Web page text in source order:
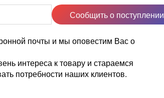
Сообщить о поступлении
почты и мы оповестим Вас о
интереса к товару и стараемся
потребности наших клиентов.